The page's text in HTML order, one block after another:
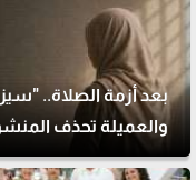
بعد أزمة الصلاة..
والعميلة تحذف